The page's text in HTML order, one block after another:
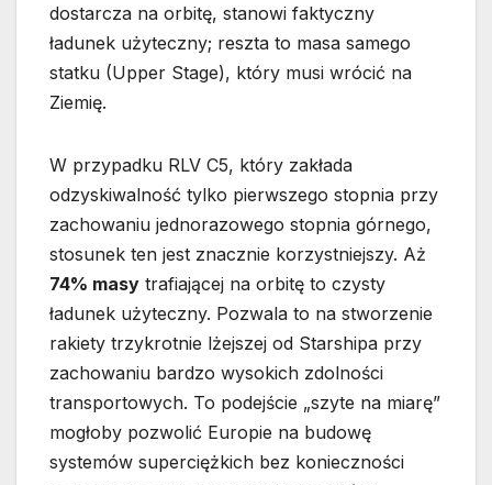
dostarcza na orbitę, stanowi faktyczny
ładunek użyteczny; reszta to masa samego
statku (Upper Stage), który musi wrócić na
Ziemię.
W przypadku RLV C5, który zakłada
odzyskiwalność tylko pierwszego stopnia przy
zachowaniu jednorazowego stopnia górnego,
stosunek ten jest znacznie korzystniejszy. Aż
74% masy trafiającej na orbitę to czysty
ładunek użyteczny. Pozwala to na stworzenie
rakiety trzykrotnie lżejszej od Starshipa przy
zachowaniu bardzo wysokich zdolności
transportowych. To podejście „szyte na miarę”
mogłoby pozwolić Europie na budowę
systemów superciężkich bez konieczności